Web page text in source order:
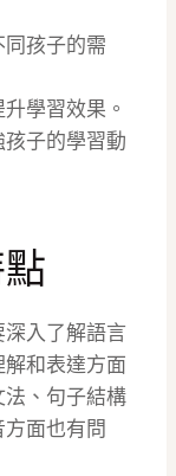
孩子的需
學習效果。
子的學習動
入了解語言
和表達方面
、句子結構
面也有問